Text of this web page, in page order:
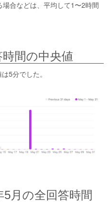
合などは、平均して1〜2時間
間の中央値
5分でした。
5月の全回答時間